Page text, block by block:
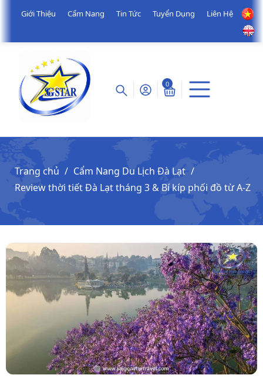
Giới Thiệu Cẩm Nang Tin Tức Tuyển Dụng Liên Hệ
0
Trang chủ
Cẩm Nang Du Lịch Đà Lạt
Review thời tiết Đà Lạt tháng 3 & Bí kíp phối đồ từ A-Z